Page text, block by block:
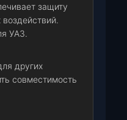
защиту
УАЗ.
других
совместимость